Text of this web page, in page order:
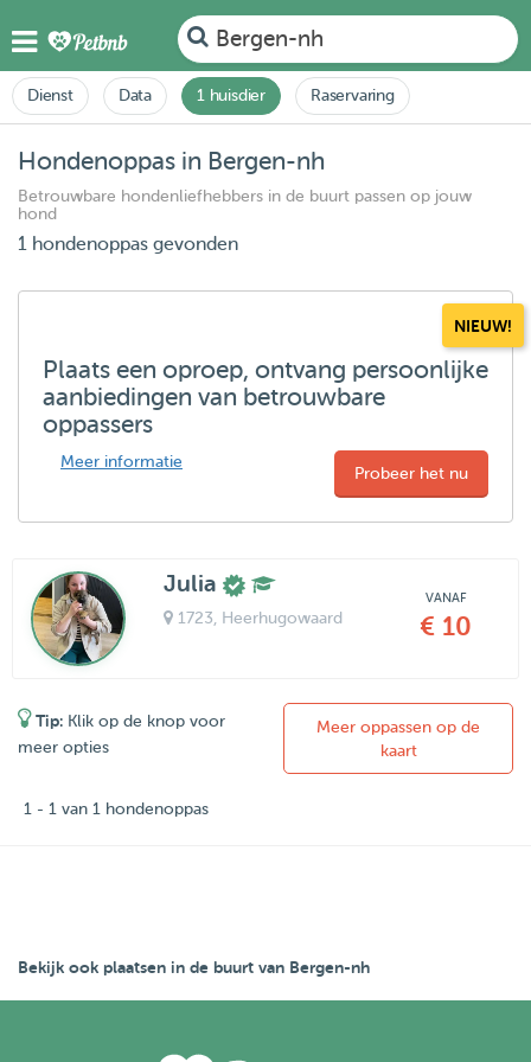
Bergen-nh
Dienst Data 1 huisdier Raservaring
Hondenoppas in Bergen-nh
Betrouwbare hondenliefhebbers in de buurt passen op jouw
hond
1 hondenoppas gevonden
NIEUW!
Plaats een oproep, ontvang persoonlijke
aanbiedingen van betrouwbare
oppassers
Meer informatie
Probeer het nu
Julia
1723 , Heerhugowaard
VANAF
€ 10
Tip: Klik op de knop voor
meer opties
Meer oppassen op de
kaart
1 - 1 van 1 hondenoppas
Bekijk ook plaatsen in de buurt van Bergen-nh